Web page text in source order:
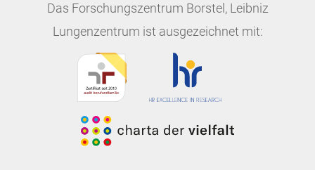
Das Forschungszentrum Borstel, Leibniz
Lungenzentrum ist ausgezeichnet mit: